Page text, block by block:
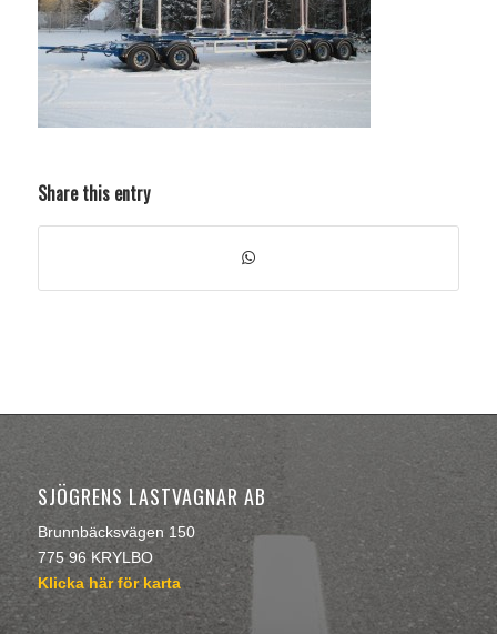
Share this entry
SJÖGRENS LASTVAGNAR AB
Brunnbäcksvägen 150
775 96 KRYLBO
Klicka här för karta